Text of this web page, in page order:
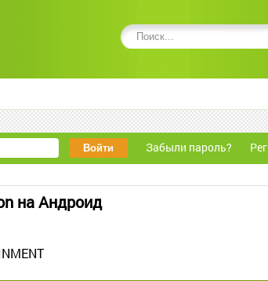
Забыли пароль?
на Андроид